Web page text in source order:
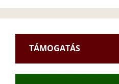
TÁMOGATÁS